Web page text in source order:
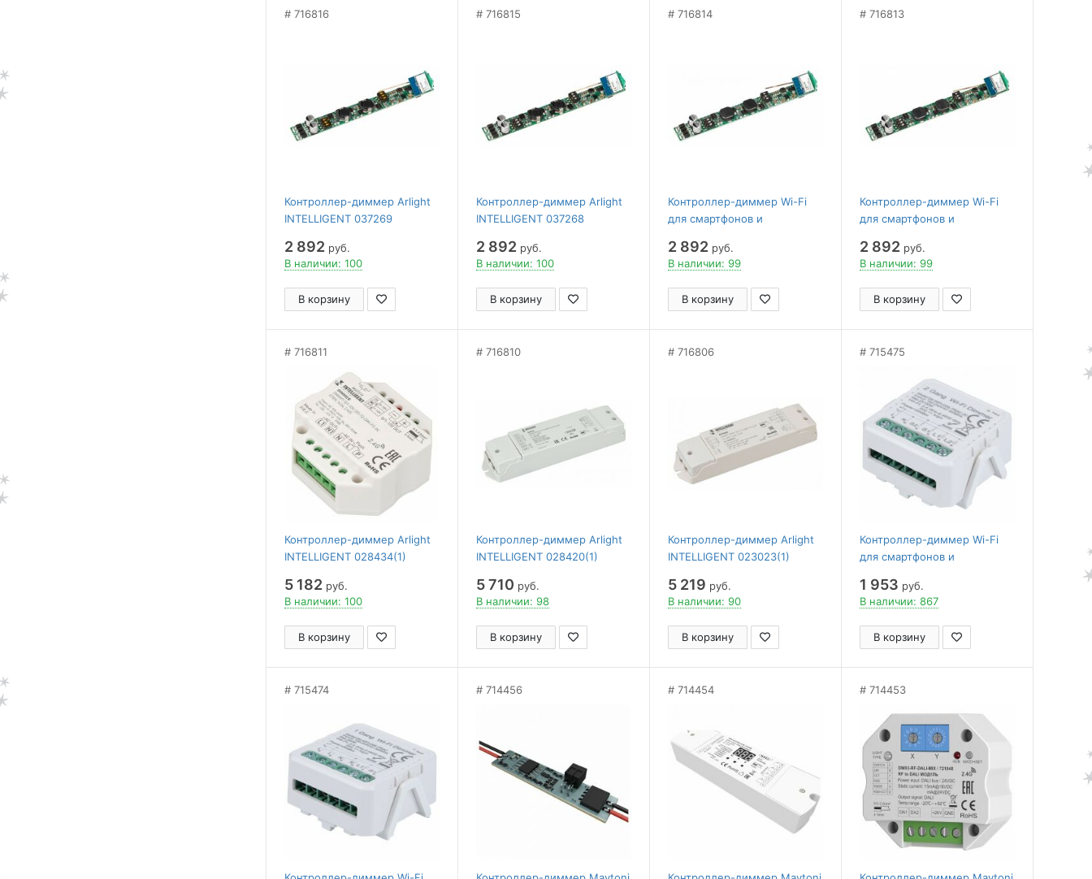
716816
Контроллер-диммер Arlight
INTELLIGENT 037269
2 892 руб.
В наличии: 100
В корзину
716815
Контроллер-диммер Arlight
INTELLIGENT 037268
2 892 руб.
В наличии: 100
В корзину
716814
Контроллер-диммер Wi-Fi
для смартфонов и
INTELLIGENT 037267
2 892 руб.
В наличии: 99
В корзину
716813
Контроллер-диммер Wi-Fi
для смартфонов и
INTELLIGENT 037266
2 892 руб.
В наличии: 99
В корзину
716811
Контроллер-диммер Arlight
INTELLIGENT 028434(1)
5 182 руб.
В наличии: 100
В корзину
716810
Контроллер-диммер Arlight
INTELLIGENT 028420(1)
5 710 руб.
В наличии: 98
В корзину
716806
Контроллер-диммер Arlight
INTELLIGENT 023023(1)
5 219 руб.
В наличии: 90
В корзину
715475
Контроллер-диммер Wi-Fi
для смартфонов и
UL-00011711
1 953 руб.
В наличии: 867
В корзину
715474 714456 714454 714453